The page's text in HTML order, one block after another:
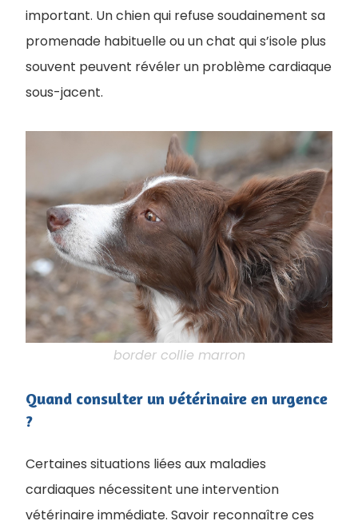
important. Un chien qui refuse soudainement sa
promenade habituelle ou un chat qui s’isole plus
souvent peuvent révéler un problème cardiaque
sous-jacent.
border collie marron
Quand consulter un vétérinaire en urgence
?
Certaines situations liées aux maladies
cardiaques nécessitent une intervention
vétérinaire immédiate. Savoir reconnaître ces